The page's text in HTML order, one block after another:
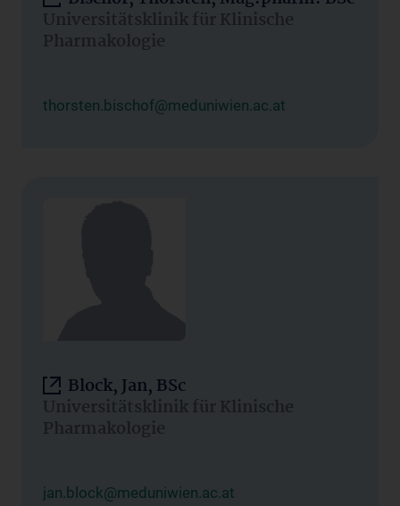
Universitätsklinik für Klinische
Pharmakologie
thorsten.bischof@meduniwien.ac.at
Block, Jan, BSc
Universitätsklinik für Klinische
Pharmakologie
jan.block@meduniwien.ac.at